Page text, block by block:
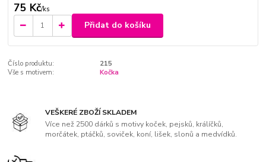
75 Kč/ks
Přidat do košíku
Číslo produktu:
215
Vše s motivem:
Kočka
VEŠKERÉ ZBOŽÍ SKLADEM
Více než 2500 dárků s motivy koček, pejsků, králíčků,
morčátek, ptáčků, soviček, koní, lišek, slonů a medvídků.